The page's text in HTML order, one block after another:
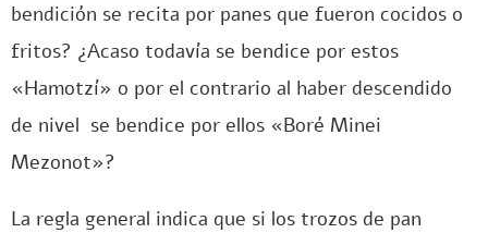
bendición se recita por panes que fueron cocidos o
fritos? ¿Acaso todavía se bendice por estos
«Hamotzí» o por el contrario al haber descendido
de nivel se bendice por ellos «Boré Minei
Mezonot»?
La regla general indica que si los trozos de pan